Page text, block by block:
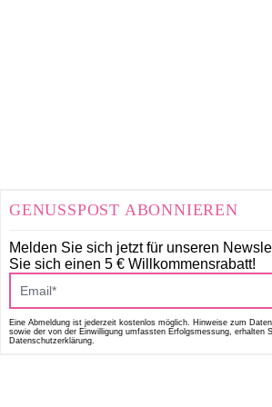
GENUSSPOST ABONNIEREN
Melden Sie sich jetzt für unseren
Sie sich einen 5 € Willkommensrabatt!
Eine Abmeldung ist jederzeit kostenlos möglich. Hinweise zum
sowie der von der Einwilligung umfassten Erfolgsmessung, erhalten
Datenschutzerklärung.